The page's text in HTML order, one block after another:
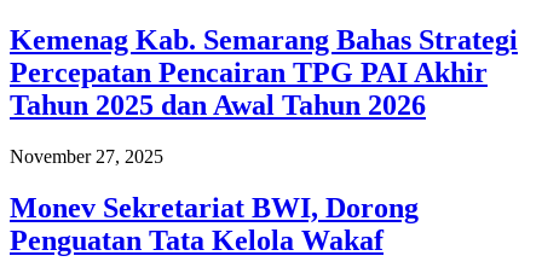
Kemenag Kab. Semarang Bahas Strategi
Percepatan Pencairan TPG PAI Akhir
Tahun 2025 dan Awal Tahun 2026
November 27, 2025
Monev Sekretariat BWI, Dorong
Penguatan Tata Kelola Wakaf